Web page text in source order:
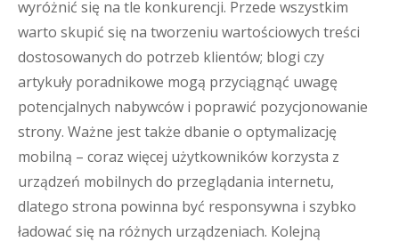
wyróżnić się na tle konkurencji. Przede wszystkim
warto skupić się na tworzeniu wartościowych treści
dostosowanych do potrzeb klientów; blogi czy
artykuły poradnikowe mogą przyciągnąć uwagę
potencjalnych nabywców i poprawić pozycjonowanie
strony. Ważne jest także dbanie o optymalizację
mobilną – coraz więcej użytkowników korzysta z
urządzeń mobilnych do przeglądania internetu,
dlatego strona powinna być responsywna i szybko
ładować się na różnych urządzeniach. Kolejną